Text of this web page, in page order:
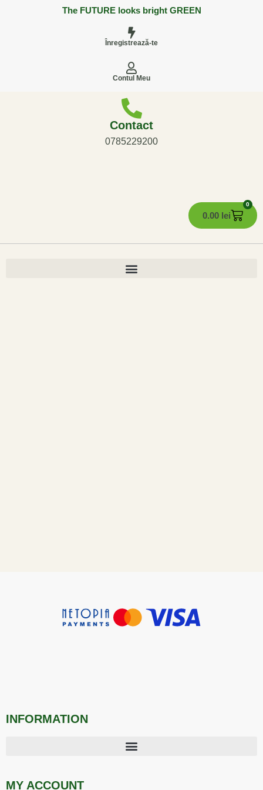
The FUTURE looks bright GREEN
Înregistrează-te
Contul Meu
Contact
0785229200
0.00 lei
0
INFORMATION
MY ACCOUNT